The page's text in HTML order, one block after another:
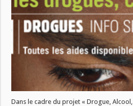
Dans le cadre du projet « Drogue,